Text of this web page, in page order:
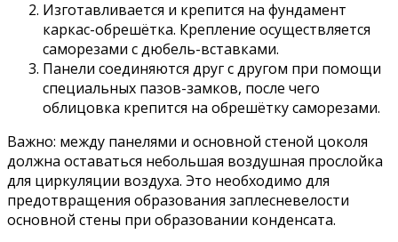
Изготавливается и крепится на фундамент
каркас-обрешётка. Крепление осуществляется
саморезами с дюбель-вставками.
Панели соединяются друг с другом при помощи
специальных пазов-замков, после чего
облицовка крепится на обрешётку саморезами.
Важно: между панелями и основной стеной цоколя
должна оставаться небольшая воздушная прослойка
для циркуляции воздуха. Это необходимо для
предотвращения образования заплесневелости
основной стены при образовании конденсата.